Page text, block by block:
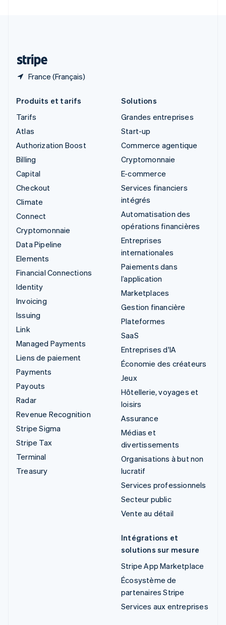
France (Français)
Produits et tarifs
Tarifs
Atlas
Authorization Boost
Billing
Capital
Checkout
Climate
Connect
Cryptomonnaie
Data Pipeline
Elements
Financial Connections
Identity
Invoicing
Issuing
Link
Managed Payments
Liens de paiement
Payments
Payouts
Radar
Revenue Recognition
Stripe Sigma
Stripe Tax
Terminal
Treasury
Solutions
Grandes entreprises
Start-up
Commerce agentique
Cryptomonnaie
E-commerce
Services financiers
intégrés
Automatisation des
opérations financières
Entreprises
internationales
Paiements dans
l’application
Marketplaces
Gestion financière
Plateformes
SaaS
Entreprises d'IA
Économie des créateurs
Jeux
Hôtellerie, voyages et
loisirs
Assurance
Médias et
divertissements
Organisations à but non
lucratif
Services professionnels
Secteur public
Vente au détail
Intégrations et
solutions sur mesure
Stripe App Marketplace
Écosystème de
partenaires Stripe
Services aux entreprises